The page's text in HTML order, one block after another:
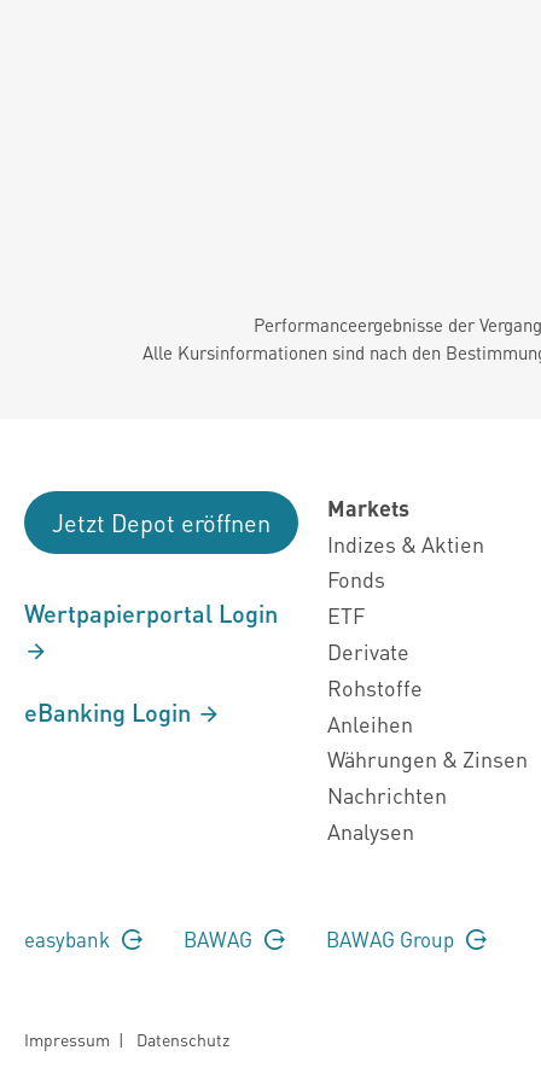
Performanceergebnisse der
Alle Kursinformationen sind nach den
Jetzt Depot eröffnen
Wertpapierportal Login
eBanking Login
Markets
Indizes & Aktien
Fonds
ETF
Derivate
Rohstoffe
Anleihen
Währungen & Zinsen
Nachrichten
Analysen
easybank BAWAG BAWAG Group
Impressum | Datenschutz